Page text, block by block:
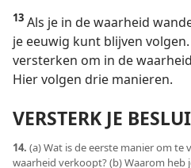
13 Als je in de waarheid
je eeuwig kunt blijven
versterken om in de
Hier volgen drie manieren.
VERSTERK JE
14. (a) Wat is de eerste manier om
waarheid verkoopt? (b) Waarom heb